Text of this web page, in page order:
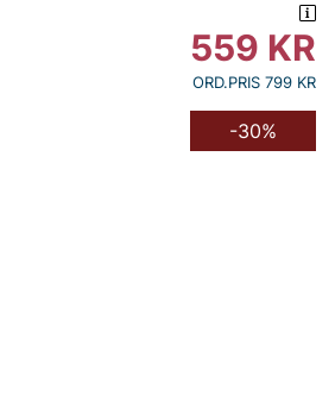
559 KR
ORD.PRIS 799 KR
-30%